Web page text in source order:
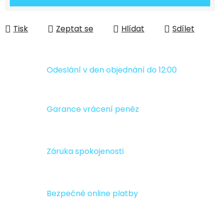
Tisk Zeptat se Hlídat Sdílet
Odeslání v den objednání do 12:00
Garance vrácení peněz
Záruka spokojenosti
Bezpečné online platby